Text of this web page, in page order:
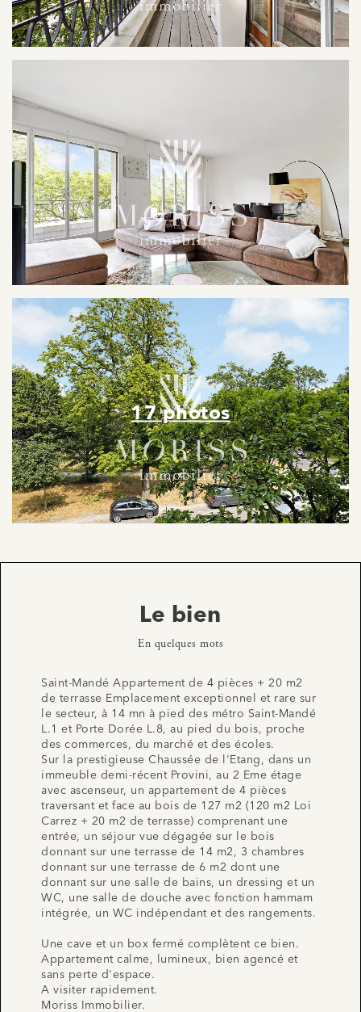
17 photos
Le bien
En quelques mots
Saint-Mandé Appartement de 4 pièces + 20 m2
de terrasse Emplacement exceptionnel et rare sur
le secteur, à 14 mn à pied des métro Saint-Mandé
L.1 et Porte Dorée L.8, au pied du bois, proche
des commerces, du marché et des écoles.
Sur la prestigieuse Chaussée de l'Etang, dans un
immeuble demi-récent Provini, au 2 Eme étage
avec ascenseur, un appartement de 4 pièces
traversant et face au bois de 127 m2 (120 m2 Loi
Carrez + 20 m2 de terrasse) comprenant une
entrée, un séjour vue dégagée sur le bois
donnant sur une terrasse de 14 m2, 3 chambres
donnant sur une terrasse de 6 m2 dont une
donnant sur une salle de bains, un dressing et un
WC, une salle de douche avec fonction hammam
intégrée, un WC indépendant et des rangements.
Une cave et un box fermé complètent ce bien.
Appartement calme, lumineux, bien agencé et
sans perte d'espace.
A visiter rapidement.
Moriss Immobilier.